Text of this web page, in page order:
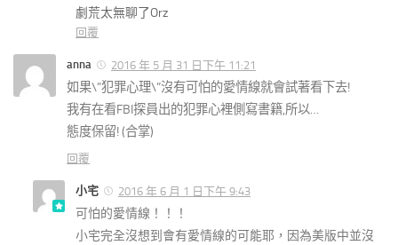
劇荒太無聊了Orz
回覆
anna 2016 年 5 月 31 日下午 11:21
如果\”犯罪心理\”沒有可怕的愛情線就會試著看下去!
我有在看FBI探員出的犯罪心裡側寫書籍,所以…
態度保留! (合掌)
回覆
小宅 2016 年 6 月 1 日下午 9:43
可怕的愛情線！！！
小宅完全沒想到會有愛情線的可能耶，因為美版中並沒